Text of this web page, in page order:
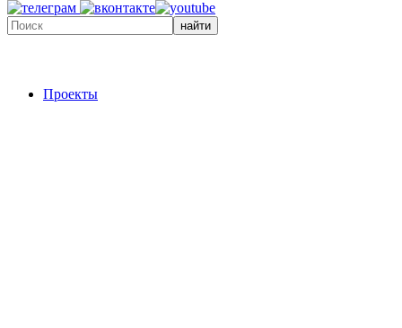
найти
Проекты